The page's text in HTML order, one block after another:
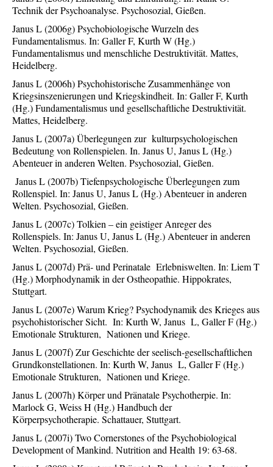
Technik der Psychoanalyse. Psychosozial, Gießen.
Janus L (2006g) Psychobiologische Wurzeln des
Fundamentalismus. In: Galler F, Kurth W (Hg.)
Fundamentalismus und menschliche Destruktivität. Mattes,
Heidelberg.
Janus L (2006h) Psychohistorische Zusammenhänge von
Kriegsinszenierungen und Kriegskindheit. In: Galler F, Kurth
(Hg.) Fundamentalismus und gesellschaftliche Destruktivität.
Mattes, Heidelberg.
Janus L (2007a) Überlegungen zur kulturpsychologischen
Bedeutung von Rollenspielen. In. Janus U, Janus L (Hg.)
Abenteuer in anderen Welten. Psychosozial, Gießen.
Janus L (2007b) Tiefenpsychologische Überlegungen zum
Rollenspiel. In: Janus U, Janus L (Hg.) Abenteuer in anderen
Welten. Psychosozial, Gießen.
Janus L (2007c) Tolkien – ein geistiger Anreger des
Rollenspiels. In: Janus U, Janus L (Hg.) Abenteuer in anderen
Welten. Psychosozial, Gießen.
Janus L (2007d) Prä- und Perinatale Erlebniswelten. In: Liem T
(Hg.) Morphodynamik in der Ostheopathie. Hippokrates,
Stuttgart.
Janus L (2007e) Warum Krieg? Psychodynamik des Krieges aus
psychohistorischer Sicht. In: Kurth W, Janus L, Galler F (Hg.)
Emotionale Strukturen, Nationen und Kriege.
Janus L (2007f) Zur Geschichte der seelisch-gesellschaftlichen
Grundkonstellationen. In: Kurth W, Janus L, Galler F (Hg.)
Emotionale Strukturen, Nationen und Kriege.
Janus L (2007h) Körper und Pränatale Psychotherpie. In:
Marlock G, Weiss H (Hg.) Handbuch der
Körperpsychotherapie. Schattauer, Stuttgart.
Janus L (2007i) Two Cornerstones of the Psychobiological
Development of Mankind. Nutrition and Health 19: 63-68.